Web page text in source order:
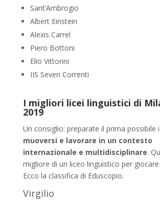
Sant’Ambrogio
Albert Einstein
Alexis Carrel
Piero Bottoni
Elio Vittorini
IIS Severi Correnti
I migliori licei linguistici di
2019
Un consiglio: preparate il prima possibile
muoversi e lavorare in un contesto
internazionale e multidisciplinare.
migliore di un liceo linguistico per giocare
Ecco la classifica di Eduscopio.
Virgilio